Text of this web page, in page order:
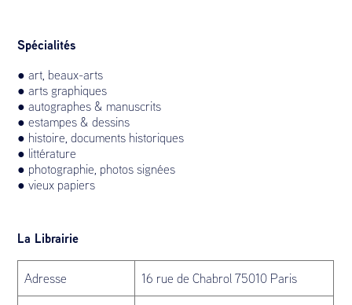
Spécialités
● art, beaux-arts
● arts graphiques
● autographes & manuscrits
● estampes & dessins
● histoire, documents historiques
● littérature
● photographie, photos signées
● vieux papiers
La Librairie
Adresse 16 rue de Chabrol 75010 Paris